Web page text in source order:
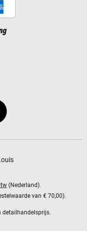
(Nederland).
van € 70,00).
detailhandelsprijs.